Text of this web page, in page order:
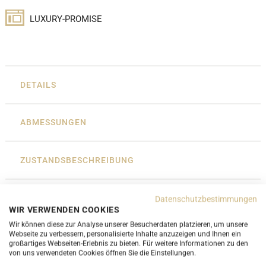
LUXURY-PROMISE
DETAILS
ABMESSUNGEN
ZUSTANDSBESCHREIBUNG
EMPFEHLEN
Datenschutzbestimmungen
WIR VERWENDEN COOKIES
Wir können diese zur Analyse unserer Besucherdaten platzieren, um unsere
Webseite zu verbessern, personalisierte Inhalte anzuzeigen und Ihnen ein
großartiges Webseiten-Erlebnis zu bieten. Für weitere Informationen zu den
von uns verwendeten Cookies öffnen Sie die Einstellungen.